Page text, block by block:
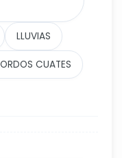
LLUVIAS
CUATES